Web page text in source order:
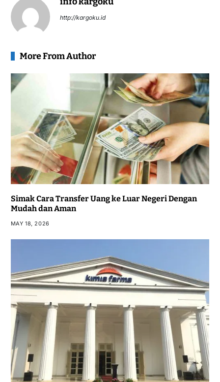
http://kargoku.id
More From Author
Simak Cara Transfer Uang ke Luar Negeri Dengan
Mudah dan Aman
MAY 18, 2026